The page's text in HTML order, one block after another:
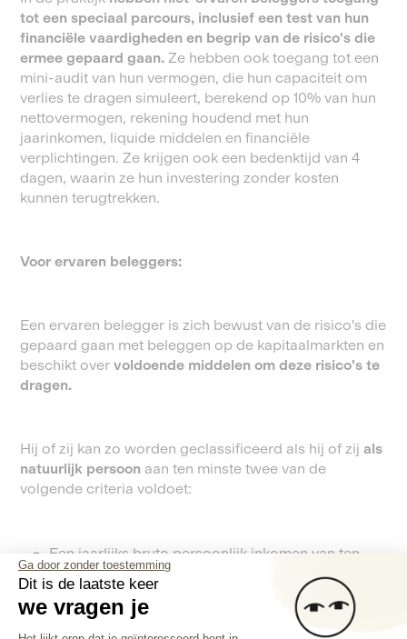
tot een speciaal parcours, inclusief een test van hun
financiële vaardigheden en begrip van de risico's die
ermee gepaard gaan. Ze hebben ook toegang tot een
mini-audit van hun vermogen, die hun capaciteit om
verlies te dragen simuleert, berekend op 10% van hun
nettovermogen, rekening houdend met hun
jaarinkomen, liquide middelen en financiële
verplichtingen. Ze krijgen ook een bedenktijd van 4
dagen, waarin ze hun investering zonder kosten
kunnen terugtrekken.
Voor ervaren beleggers:
Een ervaren belegger is zich bewust van de risico's die
gepaard gaan met beleggen op de kapitaalmarkten en
beschikt overvoldoende middelen om deze risico's te
dragen.
Hij of zij kan zo worden geclassificeerd als hij of zijals
natuurlijk persoon aan ten minste twee van de
volgende criteria voldoet:
Een jaarlijks bruto persoonlijk inkomen van ten
minste € 60.000
De belegger heeft 1 jaar of langer in de financiële
sector gewerkt, waardoor hij een gedegen kennis
Ga door zonder toestemming
Dit is de laatste keer
we vragen je
Toestemmingsbeheerplatform: